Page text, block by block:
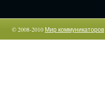
© 2008-2010 Мир коммуникаторов